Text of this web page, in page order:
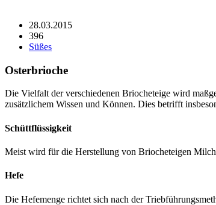
28.03.2015
396
Süßes
Osterbrioche
Die Vielfalt der verschiedenen Briocheteige wird
zusätzlichem Wissen und Können. Dies betrifft
Schüttflüssigkeit
Meist wird für die Herstellung von Briocheteigen
Hefe
Die Hefemenge richtet sich nach der